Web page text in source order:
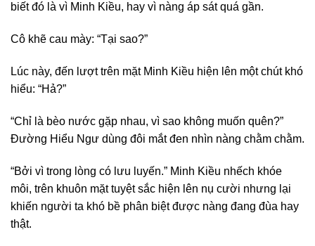
biết đó là vì Minh Kiều, hay vì nàng áp sát quá gần.
Cô khẽ cau mày: “Tại sao?”
Lúc này, đến lượt trên mặt Minh Kiều hiện lên một chút khó
hiểu: “Hả?”
“Chỉ là bèo nước gặp nhau, vì sao không muốn quên?”
Đường Hiểu Ngư dùng đôi mắt đen nhìn nàng chằm chằm.
“Bởi vì trong lòng có lưu luyến.” Minh Kiều nhếch khóe
môi, trên khuôn mặt tuyệt sắc hiện lên nụ cười nhưng lại
khiến người ta khó bề phân biệt được nàng đang đùa hay
thật.